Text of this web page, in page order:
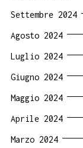
Settembre 2024
Agosto 2024
Luglio 2024
Giugno 2024
Maggio 2024
Aprile 2024
Marzo 2024